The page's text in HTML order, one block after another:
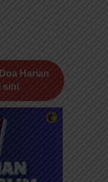
Harian
sini